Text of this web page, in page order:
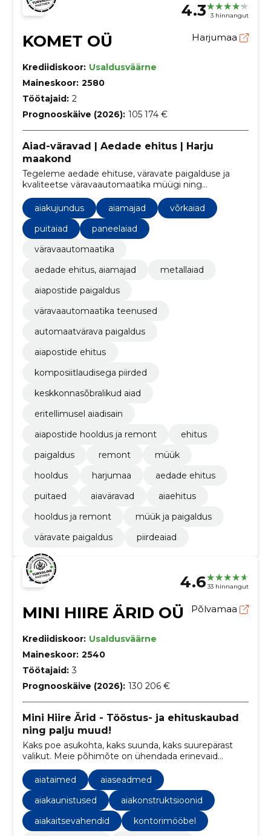
4.3 3 hinnangut
KOMET OÜ Harjumaa
Krediidiskoor: Usaldusväärne
Maineskoor: 2580
Töötajaid: 2
Prognooskäive (2026): 105 174 €
Aiad-väravad | Aedade ehitus | Harju
maakond
Tegeleme aedade ehituse, väravate paigalduse ja
kvaliteetse väravaautomaatika müügi ning
paigaldusega, pakkudes personaalset lähenemist ja
kõrget kvaliteeti.
aiakujundus aiamajad
võrkaiad
puitaiad
paneelaiad
väravaautomaatika
aedade ehitus, aiamajad
metallaiad
aiapostide paigaldus
väravaautomaatika teenused
automaatvärava paigaldus
aiapostide ehitus
komposiitlaudisega piirded
keskkonnasõbralikud aiad
eritellimusel aiadisain
aiapostide hooldus ja remont
ehitus
paigaldus
remont
müük
hooldus
harjumaa
aedade ehitus
puitaed
aiaväravad
aiaehitus
hooldus ja remont
müük ja paigaldus
väravate paigaldus
piirdeaiad
4.6 33 hinnangut
MINI HIIRE ÄRID OÜ Põlvamaa
Krediidiskoor: Usaldusväärne
Maineskoor: 2540
Töötajaid: 3
Prognooskäive (2026): 130 206 €
Mini Hiire Ärid - Tööstus- ja ehituskaubad
ning palju muud!
Kaks poe asukohta, kaks suunda, kaks suurepärast
valikut. Meie põhimõte on ühendada erinevaid
valdkondi, et tuua teieni mitmekülgne valik
kvaliteetseid tooteid.
aiataimed
aiaseadmed
aiakaunistused
aiakonstruktsioonid
aiakaitsevahendid
kontorimööbel